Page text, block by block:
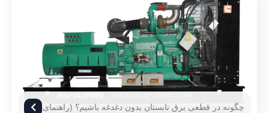
چگونه در قطعی برق تابستان بدون دغدغه باشیم؟ (راهنمای